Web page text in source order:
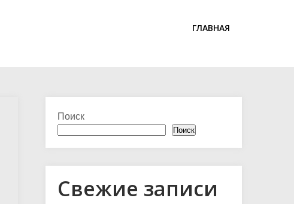
ГЛАВНАЯ
Поиск
Поиск
Свежие записи